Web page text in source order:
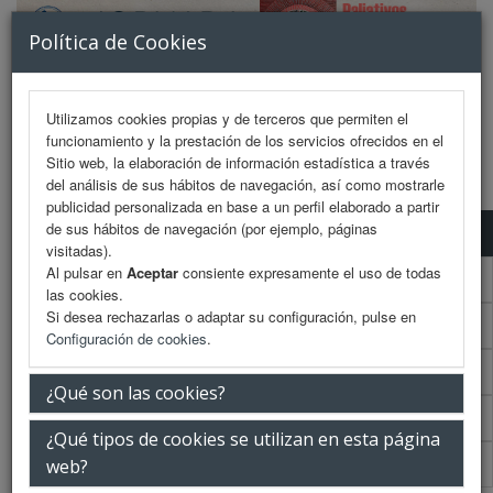
Política de Cookies
Utilizamos cookies propias y de terceros que permiten el
funcionamiento y la prestación de los servicios ofrecidos en el
Sitio web, la elaboración de información estadística a través
del análisis de sus hábitos de navegación, así como mostrarle
publicidad personalizada en base a un perfil elaborado a partir
de sus hábitos de navegación (por ejemplo, páginas
visitadas).
Al pulsar en Aceptar consiente expresamente el uso de todas
las cookies.
Si desea rechazarlas o adaptar su configuración, pulse en
Configuración de cookies.
¿Qué son las cookies?
¿Qué tipos de cookies se utilizan en esta página
web?
MENU
Programa científico
Programa científico (PDF)
Cronograma Programa científico
Plantilla
Talleres
Acreditaciones Científicas